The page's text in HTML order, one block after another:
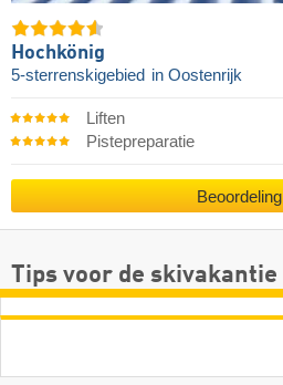
Hochkönig
5-sterrenskigebied in Oostenrijk
Liften
Pistepreparatie
Beoordeling
Tips voor de skivakantie